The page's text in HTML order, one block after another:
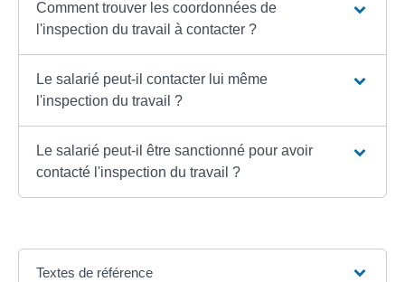
Comment trouver les coordonnées de
l'inspection du travail à contacter ?
Le salarié peut-il contacter lui même
l'inspection du travail ?
Le salarié peut-il être sanctionné pour avoir
contacté l'inspection du travail ?
Textes de référence